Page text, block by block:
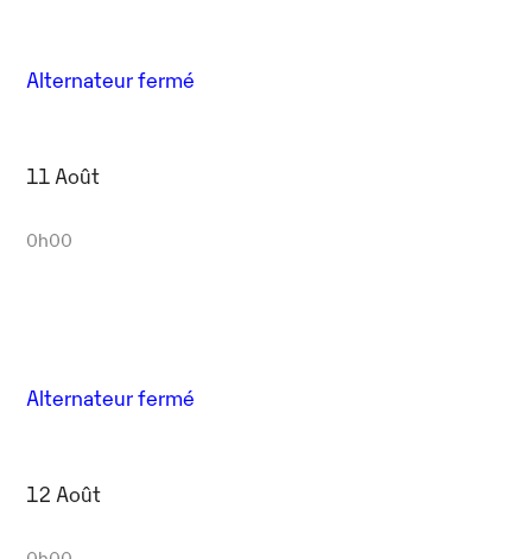
Alternateur fermé
11 Août
0h00
Alternateur fermé
12 Août